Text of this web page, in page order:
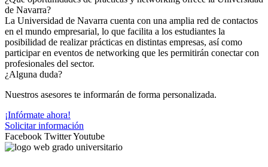
de Navarra?
La Universidad de Navarra cuenta con una amplia red de contactos
en el mundo empresarial, lo que facilita a los estudiantes la
posibilidad de realizar prácticas en distintas empresas, así como
participar en eventos de networking que les permitirán conectar con
profesionales del sector.
¿Alguna duda?
Nuestros asesores te informarán de forma personalizada.
¡Infórmate ahora!
Solicitar información
Facebook TwitterYoutube